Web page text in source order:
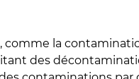
comme la
des